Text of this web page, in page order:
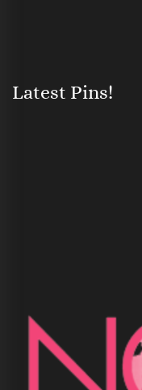
Latest Pins!